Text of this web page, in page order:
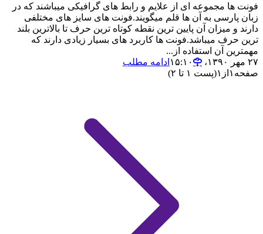
فونت ها مجموعه ای از علایم و رابط های گرافیکی میباشند که در
زبان پارسی به آن ها قلم میگویند.فونت های سایز های مختلفی
دارند و میزان آن پایین ترین نقطه کوتاه ترین حرف تا بالاترین بلند
ترین حرف میباشد.فونت ها کاربرد های بسیار زیادی دارند که
مهمترین آن استفاده از...
۲۷ مهر ۱۳۹۰،‏ ۱۵:۱۰
ادامه مطلب
صفحه ۱ از ۱(پست ۱ تا ۲)